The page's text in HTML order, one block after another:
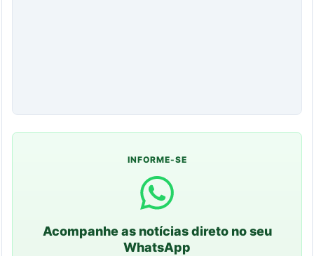
INFORME-SE
Acompanhe as notícias direto no seu
WhatsApp